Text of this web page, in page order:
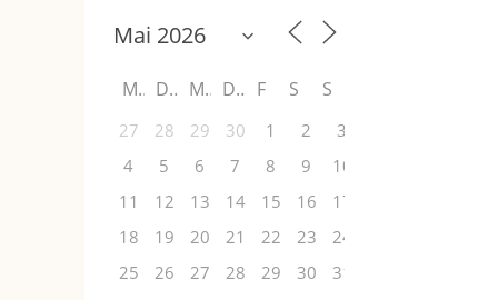
M D M D F S S
27 28 29 30 1 2
3
4
5 6 7 8 9
10
11
12 13 14 15 16
17
18
19 20 21 22 23
24
25
26 27 28 29 30 31